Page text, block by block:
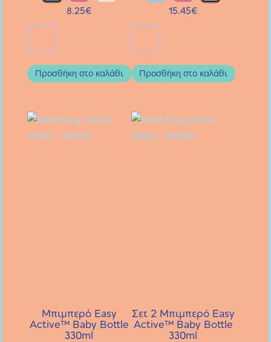
8.25€
Active™
Baby
270ml
ποσότητα
Προσθήκη στο καλάθι
15.45€
Μπιμπερό
Easy
Baby
Bottle
Προσθήκη στο καλάθι
Μπιμπερό Easy
Active™ Baby Bottle
330ml
Σετ 2 Μπιμπερό Easy
Active™ Baby Bottle
330ml